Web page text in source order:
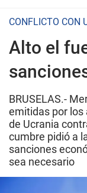
CONFLICTO CON
Alto el
BRUSELAS.-
emitidas por los
de Ucrania
cumbre pidió a
sanciones
sea necesario